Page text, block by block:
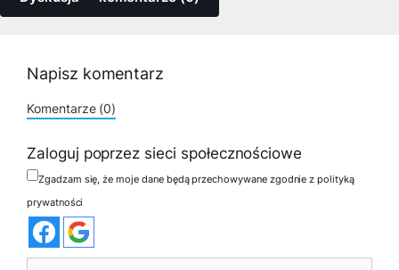
Napisz komentarz
Komentarze (0)
Zaloguj poprzez sieci społecznościowe
Zgadzam się, że moje dane będą przechowywane zgodnie z polityką
prywatności